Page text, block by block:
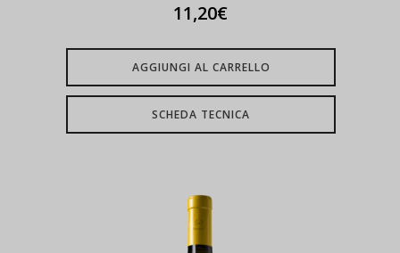
11,20€
AGGIUNGI AL CARRELLO
SCHEDA TECNICA